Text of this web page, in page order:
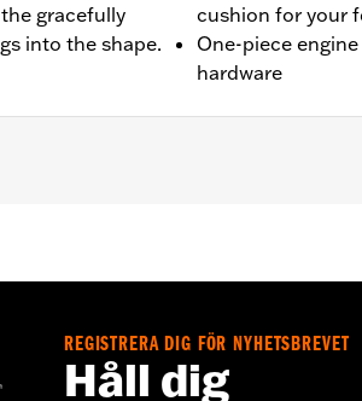
gracefully
into the shape.
cushion for your
One-piece
hardware
d.com/warrantyfor full details
and cosmetic vehicle protection
not made nor intended to provide
REGISTRERA DIG FÖR NYHETSBREVET
Håll dig